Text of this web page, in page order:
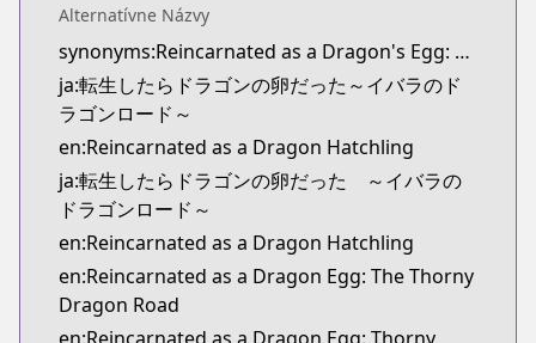
Alternatívne Názvy
synonyms:Reincarnated as a Dragon's Egg: Dragon Road of Ibara
ja:転生したらドラゴンの卵だった～イバラのド
ラゴンロード～
en:Reincarnated as a Dragon Hatchling
ja:転生したらドラゴンの卵だった ～イバラの
ドラゴンロード～
en:Reincarnated as a Dragon Hatchling
en:Reincarnated as a Dragon Egg: The Thorny
Dragon Road